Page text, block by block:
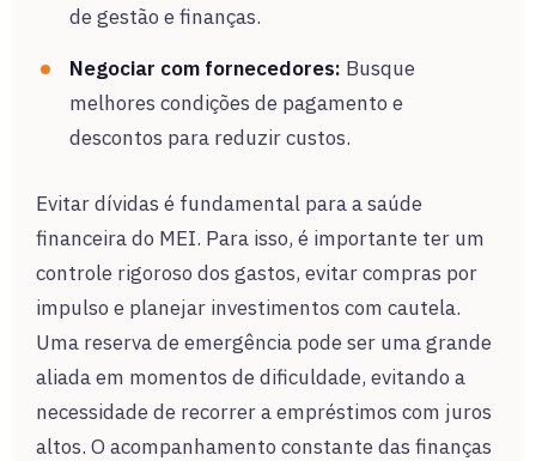
de gestão e finanças.
Negociar com fornecedores: Busque
melhores condições de pagamento e
descontos para reduzir custos.
Evitar dívidas é fundamental para a saúde
financeira do MEI. Para isso, é importante ter um
controle rigoroso dos gastos, evitar compras por
impulso e planejar investimentos com cautela.
Uma reserva de emergência pode ser uma grande
aliada em momentos de dificuldade, evitando a
necessidade de recorrer a empréstimos com juros
altos. O acompanhamento constante das finanças